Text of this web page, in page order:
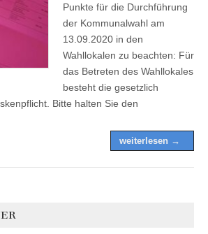
Punkte für die Durchführung
der Kommunalwahl am
13.09.2020 in den
Wahllokalen zu beachten: Für
das Betreten des Wahllokales
besteht die gesetzlich
Bitte halten Sie den
weiterlesen →